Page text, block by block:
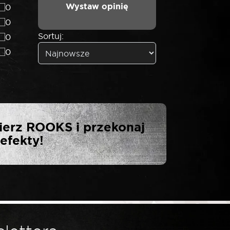
0
0
0
0
Wystaw opinię
Sortuj:
HYBRID
PAKIET
V”
ROOKS i przekonaj